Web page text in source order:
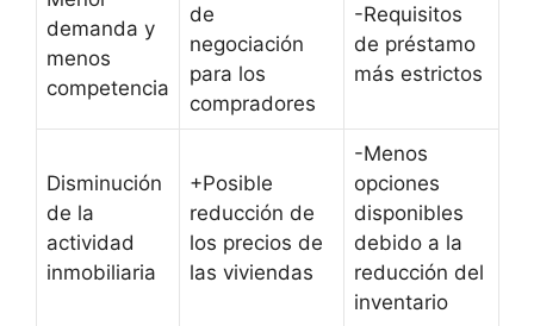
demanda y
menos
competencia
de
negociación
para los
compradores
-Requisitos
de préstamo
más estrictos
Disminución
de la
actividad
inmobiliaria
+Posible
reducción de
los precios de
las viviendas
-Menos
opciones
disponibles
debido a la
reducción del
inventario